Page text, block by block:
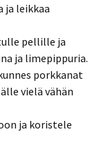
ja leikkaa
pellille ja
ja limepippuria.
porkkanat
vielä vähän
ja koristele